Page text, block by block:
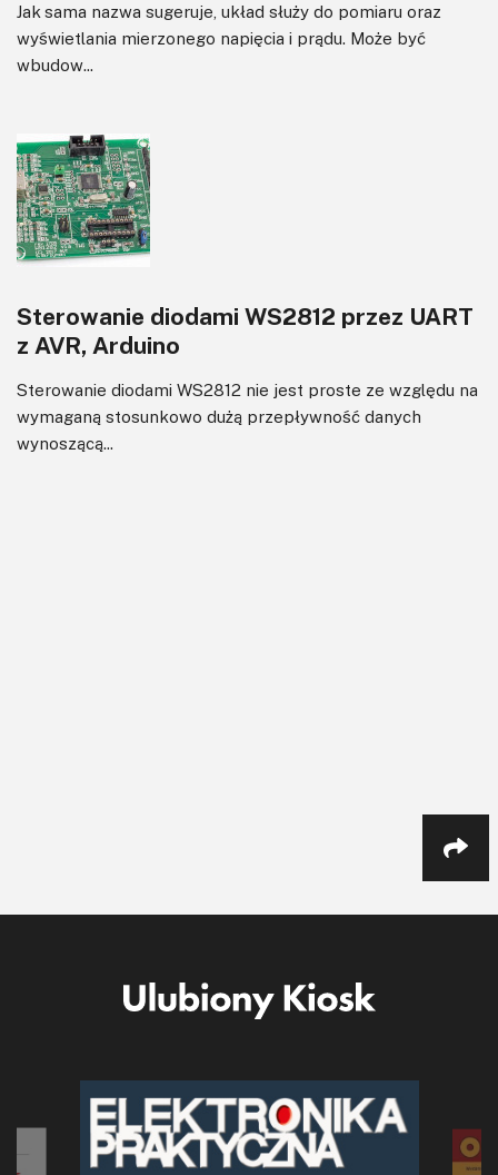
Jak sama nazwa sugeruje, układ służy do pomiaru oraz
wyświetlania mierzonego napięcia i prądu. Może być
wbudow...
Sterowanie diodami WS2812 przez UART
z AVR, Arduino
Sterowanie diodami WS2812 nie jest proste ze względu na
wymaganą stosunkowo dużą przepływność danych
wynoszącą...